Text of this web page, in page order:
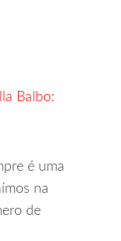
Balbo:
é uma
na
de